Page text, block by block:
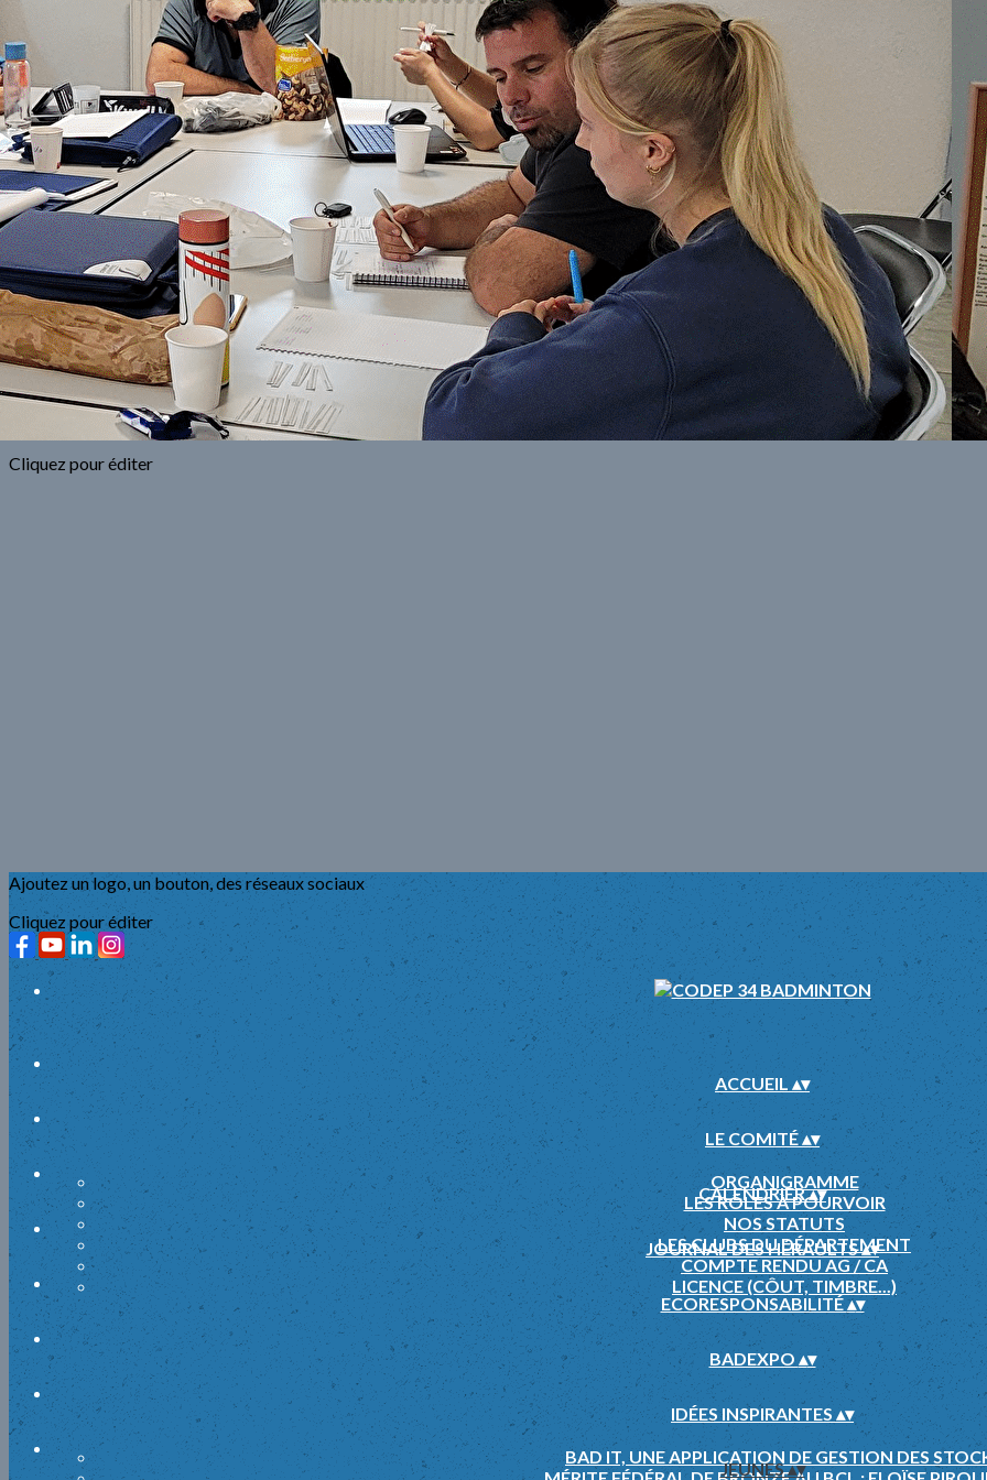
Exporter les lignes sélectionnées
Exporter toutes les colonnes
Exporter uniquement les colonnes affichées
Menu
<
>
Pour vous aider !
Stages Collectif Jeunes
Plateaux Minibad-poussin
Détection
Interclubs jeunes
Trophée Gard Hérault
Circuit Régional Jeune (CiRJ)
CR compétitions
?>
Images de la page d'accueil
Cliquez pour éditer
Ajoutez un logo, un bouton, des réseaux sociaux
Cliquez pour éditer
ACCUEIL ▴▾
LE COMITÉ▴▾
ORGANIGRAMME
LES RÔLES À POURVOIR
NOS STATUTS
LES CLUBS DU DÉPARTEMENT
COMPTE RENDU AG / CA
LICENCE (CÔUT, TIMBRE...)
CALENDRIER▴▾
JOURNAL DES HÉRAULTS▴▾
ECORESPONSABILITÉ▴▾
BADEXPO ▴▾
IDÉES INSPIRANTES ▴▾
BAD IT, UNE APPLICATION DE GESTION DES
JEUNES▴▾